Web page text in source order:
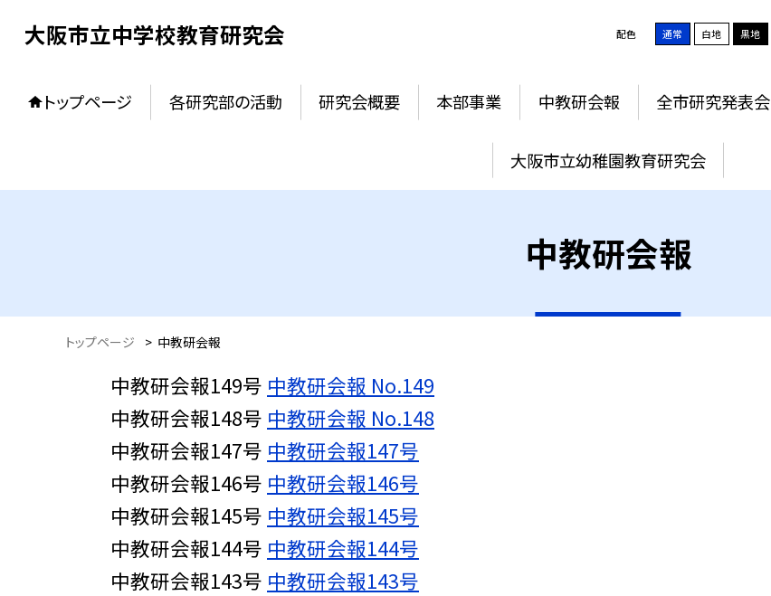
大阪市立中学校教育研究会 配色 通常 白地 黒地
トップページ 各研究部の活動 研究会概要 本部事業 中教研会報 全市研究発表会
大阪市立幼稚園教育研究会
中教研会報
トップページ > 中教研会報
中教研会報149号 中教研会報 No.149
中教研会報148号 中教研会報 No.148
中教研会報147号 中教研会報147号
中教研会報146号 中教研会報146号
中教研会報145号 中教研会報145号
中教研会報144号 中教研会報144号
中教研会報143号 中教研会報143号